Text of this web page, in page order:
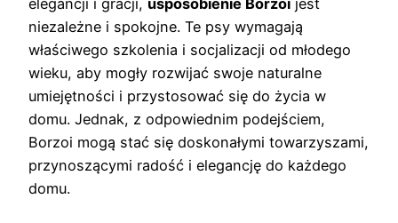
niezależne i spokojne. Te psy wymagają
właściwego szkolenia i socjalizacji od młodego
wieku, aby mogły rozwijać swoje naturalne
umiejętności i przystosować się do życia w
domu. Jednak, z odpowiednim podejściem,
Borzoi mogą stać się doskonałymi towarzyszami,
przynoszącymi radość i elegancję do każdego
domu.